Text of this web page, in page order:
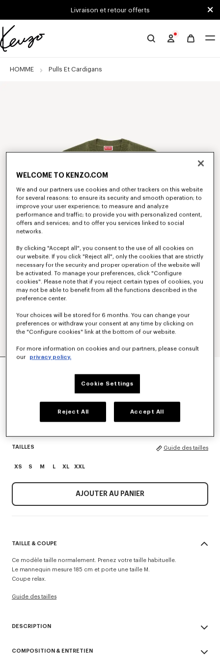
Skip to main content
Skip to footer contentLivraison et retour offerts
Site
KENZO
HOMME Pulls Et Cardigans
TAILLES Guide des tailles
XS S M L XL XXL
AJOUTER AU PANIER
TAILLE & COUPE
Ce modèle taille normalement. Prenez votre taille habituelle.
Le mannequin mesure 185 cm et porte une taille M.
Coupe relax.
Guide des tailles
DESCRIPTION
Broderie sur la poitrine.
COMPOSITION & ENTRETIEN
WELCOME TO KENZO.COM
We and our partners use cookies and other trackers on this website
for several reasons: to ensure its security and smooth operation; to
improve your user experience; to measure and analyze
performance and traffic; to provide you with personalized content,
offers and services; and to offer you services linked to social
networks.
By clicking "Accept all", you consent to the use of all cookies on
our website. If you click "Reject all", only the cookies that are strictly
necessary for the security and proper operation of the website will
be activated. To manage your preferences, click "Configure
cookies". Please note that if you reject certain types of cookies, you
may not be able to benefit from all the functions described in the
preference center.
Your choices will be stored for 6 months. You can change your
preferences or withdraw your consent at any time by clicking on
the "Configure cookies" link at the bottom of our website.
For more information on cookies and our partners, please consult
our
privacy policy.
Cookie Settings
Reject All Accept All